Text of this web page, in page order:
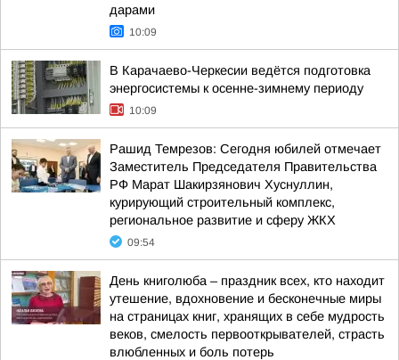
дарами
10:09
В Карачаево-Черкесии ведётся подготовка
энергосистемы к осенне-зимнему периоду
10:09
Рашид Темрезов: Сегодня юбилей отмечает
Заместитель Председателя Правительства
РФ Марат Шакирзянович Хуснуллин,
курирующий строительный комплекс,
региональное развитие и сферу ЖКХ
09:54
День книголюба – праздник всех, кто находит
утешение, вдохновение и бесконечные миры
на страницах книг, хранящих в себе мудрость
веков, смелость первооткрывателей, страсть
влюбленных и боль потерь